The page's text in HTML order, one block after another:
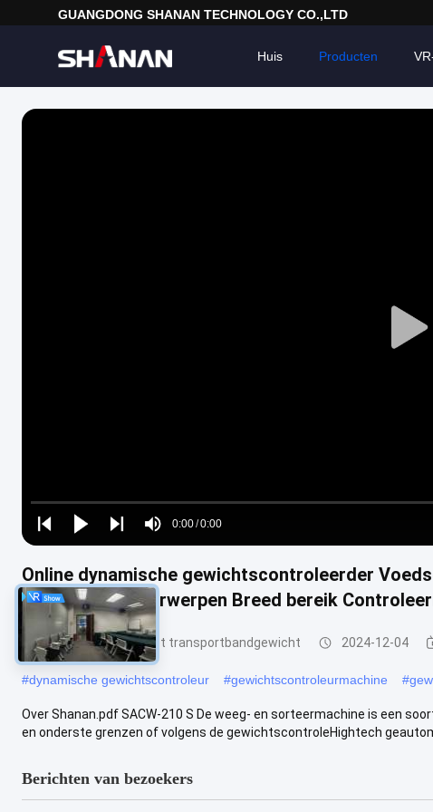
GUANGDONG SHANAN TECHNOLOGY CO.,LTD
Huis Producten
Play
Play
Play
Mute
Time
0:00/0:00
Loaded:
0%
Online dynamische gewichtscontroleerder
omvangrijke voorwerpen Breed bereik
De Controleur van het transportbandgewicht 2024-12-04
#dynamische gewichtscontroleur #gewichtscontroleurmachine #
Over Shanan.pdf SACW-210 S De weeg- en sorteermachine is een
en onderste grenzen of volgens de gewichtscontroleHightech
Berichten van bezoekers